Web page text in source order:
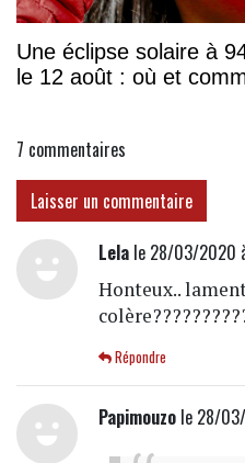
Une éclipse solaire à
le 12 août : où et
7 commentaires
Laisser un commentaire
Lelale 28/03/2020
Honteux..
Répondre
Papimouzole 28/03/